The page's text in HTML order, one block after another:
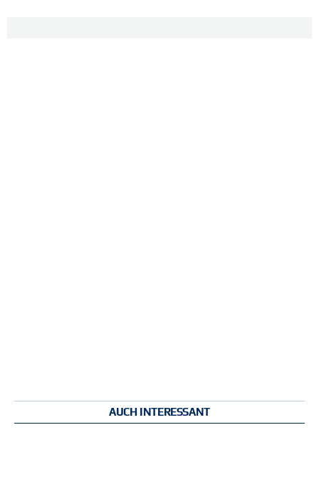
AUCH INTERESSANT